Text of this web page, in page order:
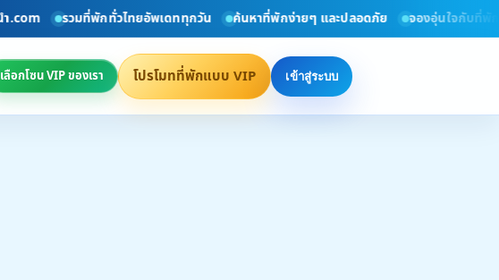
รวมที่พักทั่วไทยอัพเดททุกวัน ค้นหาที่พักง่ายๆ และปลอดภัย จองอุ่นใจกับที่พัก VIP ที่ได้รั
เลือกโซน VIP ของเรา โปรโมทที่พักแบบ VIP เข้าสู่ระบบ